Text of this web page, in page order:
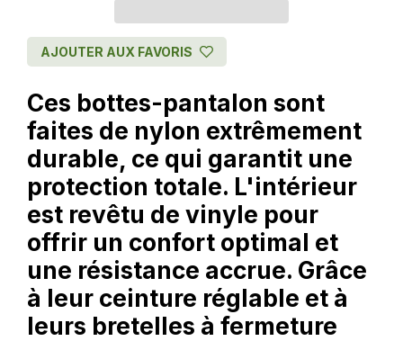
AJOUTER AUX FAVORIS
Ces bottes-pantalon sont
faites de nylon extrêmement
durable, ce qui garantit une
protection totale. L'intérieur
est revêtu de vinyle pour
offrir un confort optimal et
une résistance accrue. Grâce
à leur ceinture réglable et à
leurs bretelles à fermeture